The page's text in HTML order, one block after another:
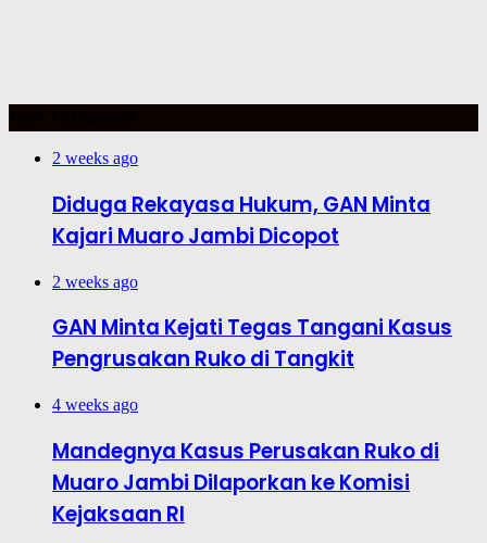
2 weeks ago
Diduga Rekayasa Hukum, GAN Minta
Kajari Muaro Jambi Dicopot
2 weeks ago
GAN Minta Kejati Tegas Tangani Kasus
Pengrusakan Ruko di Tangkit
4 weeks ago
Mandegnya Kasus Perusakan Ruko di
Muaro Jambi Dilaporkan ke Komisi
Kejaksaan RI